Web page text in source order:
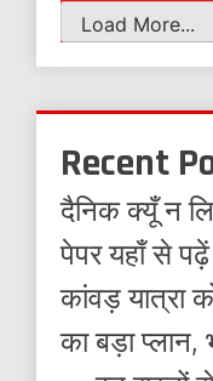
Load More...
Recent
दैनिक क्यूँ न
पेपर यहाँ से
कांवड़ यात्रा
का बड़ा